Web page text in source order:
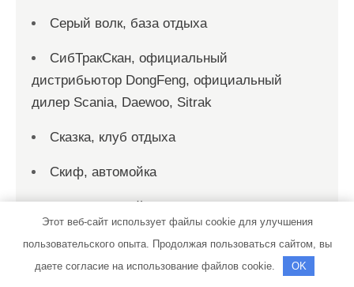
Серый волк, база отдыха
СибТракСкан, официальный
дистрибьютор DongFeng, официальный
дилер Scania, Daewoo, Sitrak
Сказка, клуб отдыха
Скиф, автомойка
Скиф, автомойка
Служба эвакуации, Служба эвакуации
Смарт-Сервис, автокомплекс
Этот веб-сайт использует файлы cookie для улучшения
пользовательского опыта. Продолжая пользоваться сайтом, вы
даете согласие на использование файлов cookie.
OK